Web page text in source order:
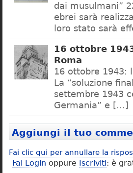
dai musulmani”
ebrei sarà
loro stato sarà
16 ottobre
Roma
16 ottobre 1943:
La “soluzione
settembre 1943
Germania” e […]
Aggiungi il tuo
Fai clic qui per annullare la
Fai Login oppure Iscriviti: è